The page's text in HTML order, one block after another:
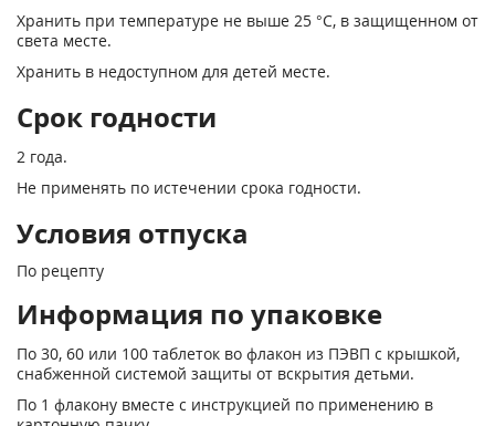
Хранить при температуре не выше 25 °С, в защищенном от
света месте.
Хранить в недоступном для детей месте.
Срок годности
2 года.
Не применять по истечении срока годности.
Условия отпуска
По рецепту
Информация по упаковке
По 30, 60 или 100 таблеток во флакон из ПЭВП с крышкой,
снабженной системой защиты от вскрытия детьми.
По 1 флакону вместе с инструкцией по применению в